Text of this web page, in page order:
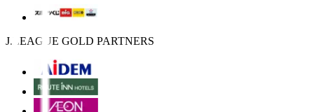
J.LEAGUE GOLD PARTNERS